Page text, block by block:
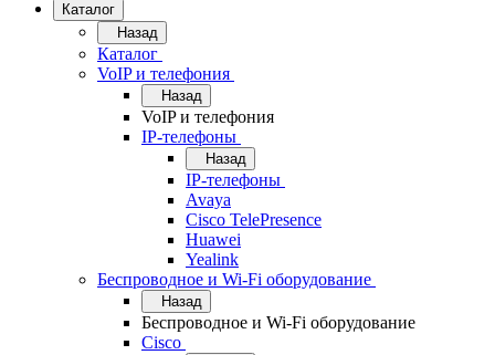
Каталог
Назад
Каталог
VoIP и телефония
Назад
VoIP и телефония
IP-телефоны
Назад
IP-телефоны
Avaya
Cisco TelePresence
Huawei
Yealink
Беспроводное и Wi-Fi оборудование
Назад
Беспроводное и Wi-Fi оборудование
Cisco